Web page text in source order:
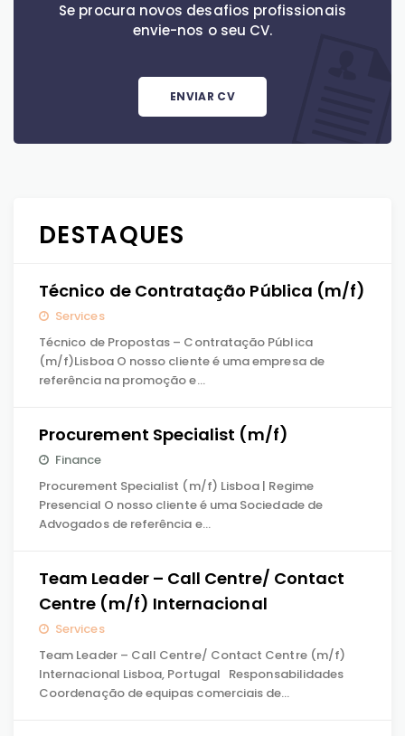
Se procura novos desafios profissionais
envie-nos o seu CV.
ENVIAR CV
DESTAQUES
Técnico de Contratação Pública (m/f)
Services
Técnico de Propostas – Contratação Pública
(m/f)Lisboa O nosso cliente é uma empresa de
referência na promoção e…
Procurement Specialist (m/f)
Finance
Procurement Specialist (m/f) Lisboa | Regime
Presencial O nosso cliente é uma Sociedade de
Advogados de referência e…
Team Leader – Call Centre/ Contact
Centre (m/f) Internacional
Services
Team Leader – Call Centre/ Contact Centre (m/f)
Internacional Lisboa, Portugal Responsabilidades
Coordenação de equipas comerciais de…